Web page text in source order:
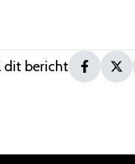
dit bericht